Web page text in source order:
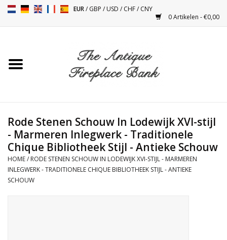
EUR/GBP /USD /CHF/CNY
0 Artikelen - €0,00
Toebehoren
Kacheltjes
Tafels
Rode Stenen Schouw In Lodewijk XVI-stijl
- Marmeren Inlegwerk - Traditionele
Chique Bibliotheek Stijl - Antieke Schouw
HOME/ RODE STENEN SCHOUW IN LODEWIJK XVI-STIJL - MARMEREN
INLEGWERK - TRADITIONELE CHIQUE BIBLIOTHEEK STIJL - ANTIEKE
SCHOUW